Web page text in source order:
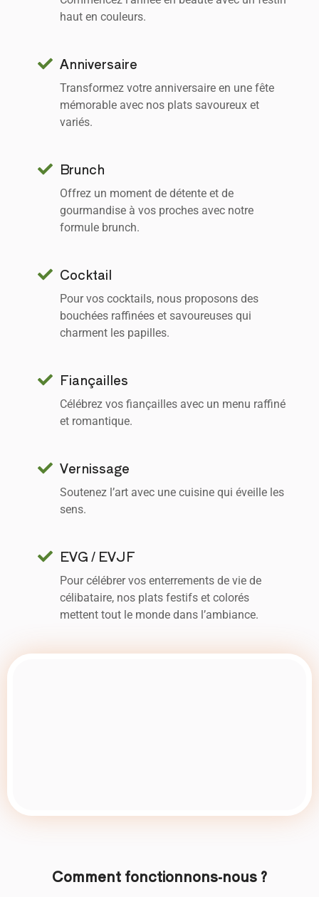
haut en couleurs.
Anniversaire
Transformez votre anniversaire en une fête
mémorable avec nos plats savoureux et
variés.
Brunch
Offrez un moment de détente et de
gourmandise à vos proches avec notre
formule brunch.
Cocktail
Pour vos cocktails, nous proposons des
bouchées raffinées et savoureuses qui
charment les papilles.
Fiançailles
Célébrez vos fiançailles avec un menu raffiné
et romantique.
Vernissage
Soutenez l’art avec une cuisine qui éveille les
sens.
EVG / EVJF
Pour célébrer vos enterrements de vie de
célibataire, nos plats festifs et colorés
mettent tout le monde dans l’ambiance.
Comment fonctionnons-nous ?